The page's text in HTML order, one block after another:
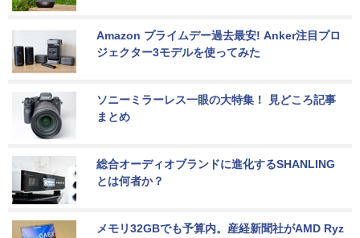
Amazon プライムデー過去最安! Anker注目プロ
ジェクター3モデルを使ってみた
ソニーミラーレス一眼の大特集！ 見どころ記事
まとめ
総合オーディオブランドに進化するSHANLING
とは何者か？
メモリ32GBでも予算内。産経新聞社がAMD Ryz